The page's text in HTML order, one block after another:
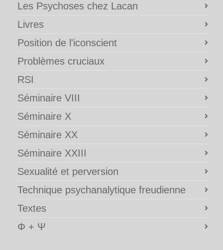
Les Psychoses chez Lacan
Livres
Position de l'iconscient
Problèmes cruciaux
RSI
Séminaire VIII
Séminaire X
Séminaire XX
Séminaire XXIII
Sexualité et perversion
Technique psychanalytique freudienne
Textes
Φ + Ψ